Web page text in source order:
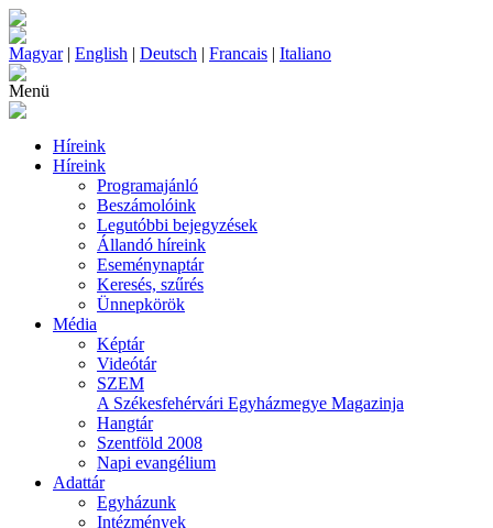
Magyar| English | Deutsch | Francais | Italiano
Menü
Híreink
Híreink
Programajánló
Beszámolóink
Legutóbbi bejegyzések
Állandó híreink
Eseménynaptár
Keresés, szűrés
Ünnepkörök
Média
Képtár
Videótár
SZEM
A Székesfehérvári Egyházmegye Magazinja
Hangtár
Szentföld 2008
Napi evangélium
Adattár
Egyházunk
Intézmények